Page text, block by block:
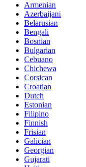
Armenian
Azerbaijani
Belarusian
Bengali
Bosnian
Bulgarian
Cebuano
Chichewa
Corsican
Croatian
Dutch
Estonian
Filipino
Finnish
Frisian
Galician
Georgian
Gujarati